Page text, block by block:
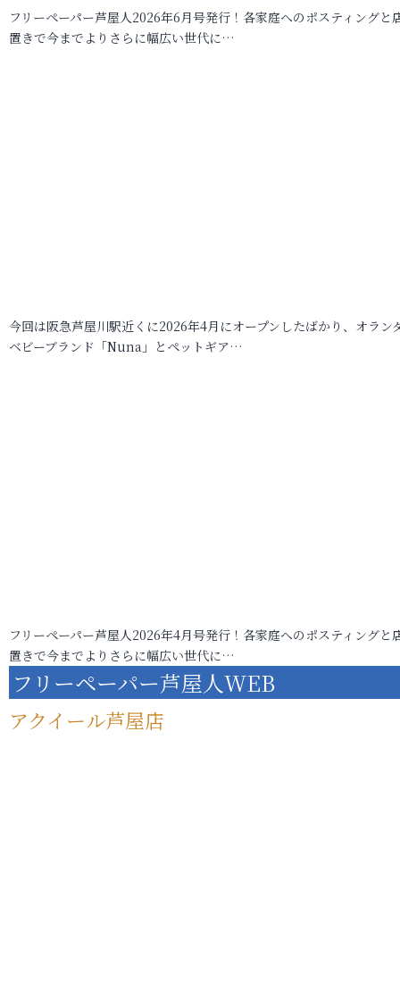
フリーペーパー芦屋人2026年6月号発行！各家庭へのポスティングと
置きで今までよりさらに幅広い世代に…
今回は阪急芦屋川駅近くに2026年4月にオープンしたばかり、オラン
ベビーブランド「Nuna」とペットギア…
フリーペーパー芦屋人2026年4月号発行！各家庭へのポスティングと
置きで今までよりさらに幅広い世代に…
フリーペーパー芦屋人WEB
アクイール芦屋店